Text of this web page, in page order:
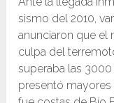
sismo del 2010,
anunciaron que el
culpa del
superaba las
presentó mayores